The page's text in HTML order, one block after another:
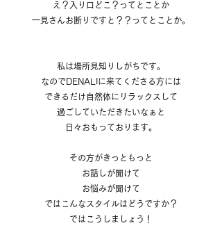
え？入り口どこ？ってとことか
一見さんお断りですと？？ってとことか。
私は場所見知りしがちです。
なのでDENALIに来てくださる方には
できるだけ自然体にリラックスして
過ごしていただきたいなぁと
日々おもっております。
その方がきっともっと
お話しが聞けて
お悩みが聞けて
ではこんなスタイルはどうですか？
ではこうしましょう！